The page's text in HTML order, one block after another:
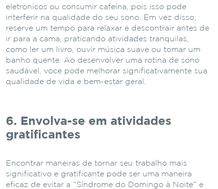
eletrônicos ou consumir cafeína, pois isso pode
interferir na qualidade do seu sono. Em vez disso,
reserve um tempo para relaxar e descontrair antes de
ir para a cama, praticando atividades tranquilas,
como ler um livro, ouvir música suave ou tomar um
banho quente. Ao desenvolver uma rotina de sono
saudável, você pode melhorar significativamente sua
qualidade de vida e bem-estar geral.
6. Envolva-se em atividades
gratificantes
Encontrar maneiras de tornar seu trabalho mais
significativo e gratificante pode ser uma maneira
eficaz de evitar a “Síndrome do Domingo à Noite” e